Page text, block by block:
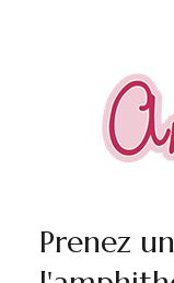
Prenez